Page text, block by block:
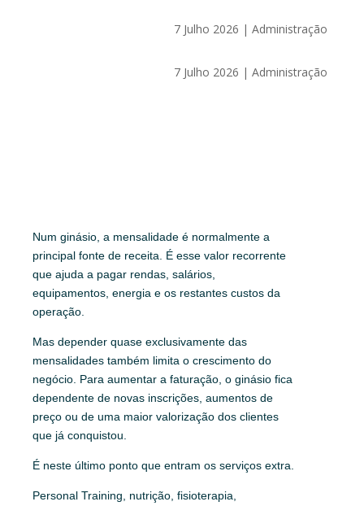
7 Julho 2026 |Administração
7 Julho 2026 |Administração
Num ginásio, a mensalidade é normalmente a
principal fonte de receita. É esse valor recorrente
que ajuda a pagar rendas, salários,
equipamentos, energia e os restantes custos da
operação.
Mas depender quase exclusivamente das
mensalidades também limita o crescimento do
negócio. Para aumentar a faturação, o ginásio fica
dependente de novas inscrições, aumentos de
preço ou de uma maior valorização dos clientes
que já conquistou.
É neste último ponto que entram os serviços extra.
Personal Training, nutrição, fisioterapia,